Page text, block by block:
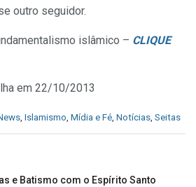
outro seguidor.
islâmico – CLIQUE
em 22/10/2013
Islamismo Mídia e Fé Notícias Seitas
e Batismo com o Espírito Santo